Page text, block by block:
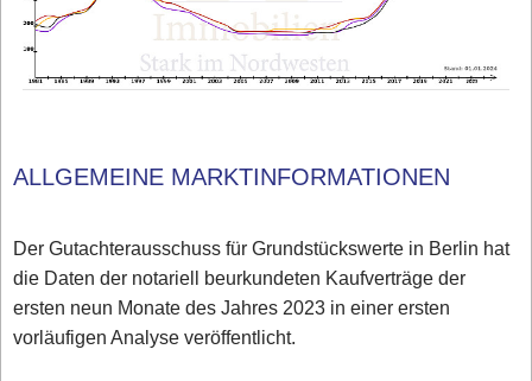
ALLGEMEINE MARKTINFORMATIONEN
Der Gutachterausschuss für Grundstückswerte in Berlin hat
die Daten der notariell beurkundeten Kaufverträge der
ersten neun Monate des Jahres 2023 in einer ersten
vorläufigen Analyse veröffentlicht.